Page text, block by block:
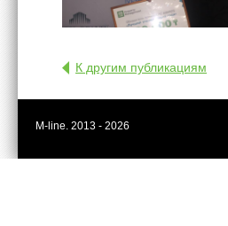
К другим публикациям
M-line. 2013 - 2026